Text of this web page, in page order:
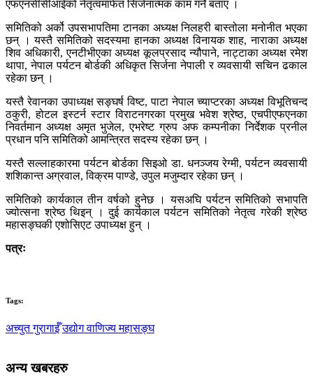
एफएनसीसीआईको नेतृत्वमार्फत सिर्जनात्मक काम गर्ने बताए ।
समितिको अर्को उपसभापतिमा टानका अध्यक्ष निलहरी बास्तोला मनोनीत भएका
छन् । यस्तै समितिको सदस्यमा हानका अध्यक्ष विनायक शाह, नाराका अध्यक्ष
शिव अधिकारी, एनटीभीएका अध्यक्ष कूलप्रसाद न्यौपाने, नाट्टाका अध्यक्ष रमेश
थापा, नेपाल पर्यटन बोर्डकी अधिकृत सिर्जना नेपाली र व्यवसायी सचिन ढकाल
रहेका छन् ।
यस्तै रेवानका उपाध्यक्ष सङ्घर्ष विष्ट, पाटा नेपाल च्याप्टरका अध्यक्ष विभूतिचन्द
ठकुरी, होटल इस्टर्न स्टार विराटनगरका प्रमुख भवेश श्रेष्ठ, एचपीएफएनका
निवर्तमान अध्यक्ष अमृत भुजेल, एभरेष्ट ग्रुप अफ कम्पनीका निर्देशक प्रनील
प्रधान पनि समितिको आमन्त्रित सदस्य रहेका छन् ।
यस्तै सल्लाहकारमा पर्यटन बोर्डका सिइओ डा. धनञ्जय रेग्मी, पर्यटन व्यवसायी
शशिकान्त अग्रवाल, विक्रम पाण्डे, उपुल मजुम्दार रहेका छन् ।
समितिको कार्यकाल तीन वर्षको हुनेछ । यसअघि पर्यटन समितिको सभापति
ज्योत्सना श्रेष्ठ थिइन् । दुई कार्यकाल पर्यटन समितिको नेतृत्व गरेकी श्रेष्ठ
महासङ्घकी एशोसिएट उपाध्यक्ष हुन् ।
पत्रः
Tags:
अच्युत गुरागाईँ उद्योग वाणिज्य महासङ्घ
अन्य खबरहरु